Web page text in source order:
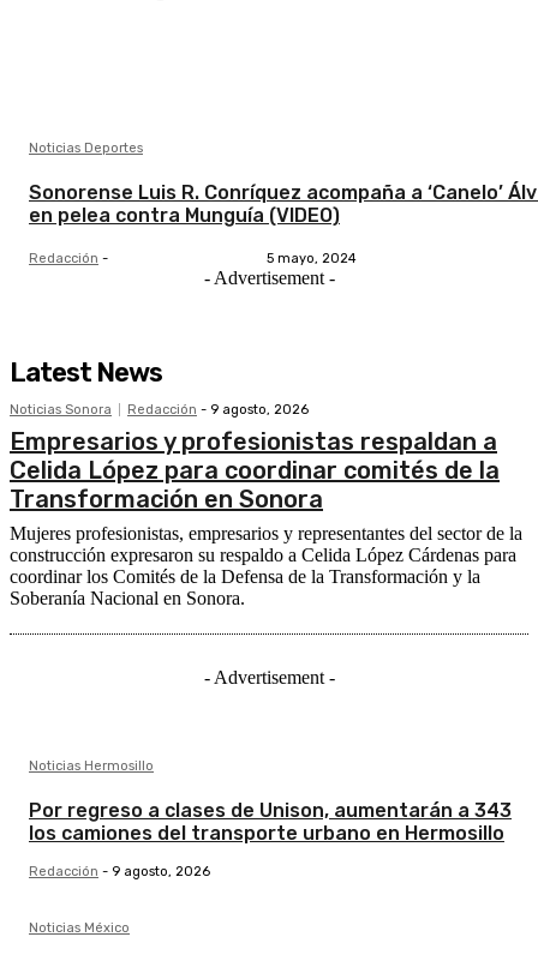
Noticias Deportes
Sonorense Luis R. Conríquez acompaña a ‘Canelo’
en pelea contra Munguía (VIDEO)
Redacción - 5 mayo, 2024
- Advertisement -
Latest News
Noticias Sonora Redacción - 9 agosto, 2026
Empresarios y profesionistas respaldan a
Celida López para coordinar comités de la
Transformación en Sonora
Mujeres profesionistas, empresarios y representantes del sector de la
construcción expresaron su respaldo a Celida López Cárdenas para
coordinar los Comités de la Defensa de la Transformación y la
Soberanía Nacional en Sonora.
- Advertisement -
Noticias Hermosillo
Por regreso a clases de Unison, aumentarán a 343
los camiones del transporte urbano en Hermosillo
Redacción - 9 agosto, 2026
Noticias México